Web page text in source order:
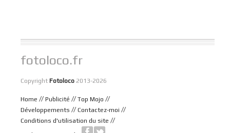
fotoloco.fr
Copyright Fotoloco 2013-2026
Home // Publicité // Top Mojo //
Développements // Contactez-moi //
Conditions d'utilisation du site //